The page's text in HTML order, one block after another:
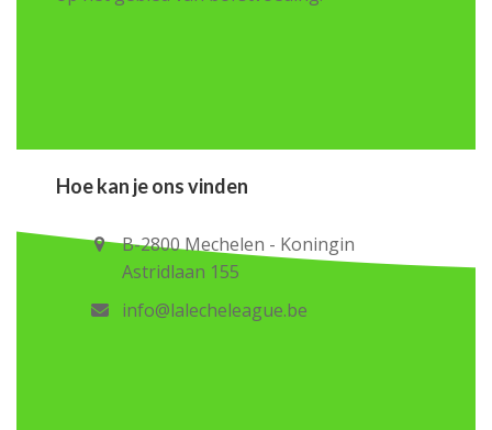
Hoe kan je ons vinden
B-2800 Mechelen - Koningin
Astridlaan 155
info@lalecheleague.be